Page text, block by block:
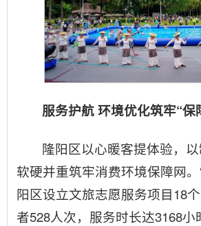
服务护航 环境优化筑牢“保
隆阳区以心暖客提体验，以
软硬并重筑牢消费环境保障网。
阳区设立文旅志愿服务项目18
者528人次，服务时长达3168小